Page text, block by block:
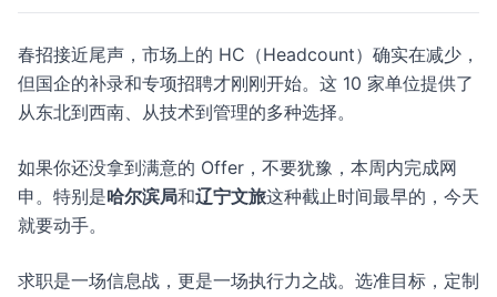
春招接近尾声，市场上的 HC（Headcount）确实在减少，
但国企的补录和专项招聘才刚刚开始。这 10 家单位提供了
从东北到西南、从技术到管理的多种选择。
如果你还没拿到满意的 Offer，不要犹豫，本周内完成网
申。特别是哈尔滨局和辽宁文旅这种截止时间最早的，今天
就要动手。
求职是一场信息战，更是一场执行力之战。选准目标，定制